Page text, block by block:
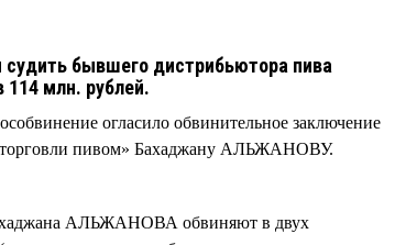
бывшего дистрибьютора пива
114 млн. рублей.
огласило обвинительное заключение
пивом» Бахаджану АЛЬЖАНОВУ.
АЛЬЖАНОВА обвиняют в двух